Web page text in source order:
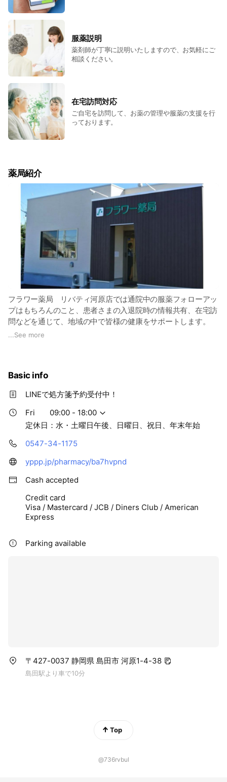
服薬説明
薬剤師が丁寧に説明いたしますので、お気軽にご
相談ください。
在宅訪問対応
ご自宅を訪問して、お薬の管理や服薬の支援を行
っております。
薬局紹介
フラワー薬局 リバティ河原店では通院中の服薬フォローアッ
プはもちろんのこと、患者さまの入退院時の情報共有、在宅訪
問などを通じて、地域の中で皆様の健康をサポートします。
病院に行くほどではないかな？どこに相談すればいいかな？そ
だける薬局を目指しております。
ご来局が困難な患者様には在宅訪問対応も行っておりますの
で、お気軽にお申し付けください。
ご相談頂いた内容に応じて、患者様一人ひとりに合う近隣の病
院やクリニックもご紹介致します。
...See more
Basic info
LINEで処方箋予約受付中！
Fri
09:00 - 18:00
定休日：水・土曜日午後、日曜日、祝日、年末年始
0547-34-1175
yppp.jp/pharmacy/ba7hvpnd
Cash accepted
Credit card
Visa / Mastercard / JCB / Diners Club / American
Express
Parking available
〒427-0037 静岡県 島田市 河原1-4-38
島田駅より車で10分
Top
@736rvbul